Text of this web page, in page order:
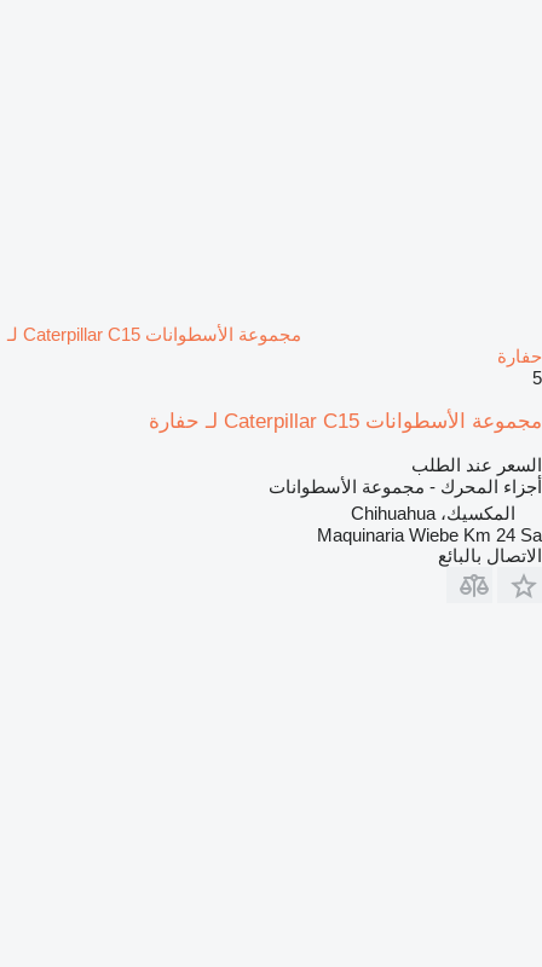
مجموعة الأسطوانات Caterpillar C15 لـ
حفارة
5
مجموعة الأسطوانات Caterpillar C15 لـ حفارة
السعر عند الطلب
أجزاء المحرك - مجموعة الأسطوانات
المكسيك، Chihuahua
Maquinaria Wiebe Km 24 Sa
الاتصال بالبائع